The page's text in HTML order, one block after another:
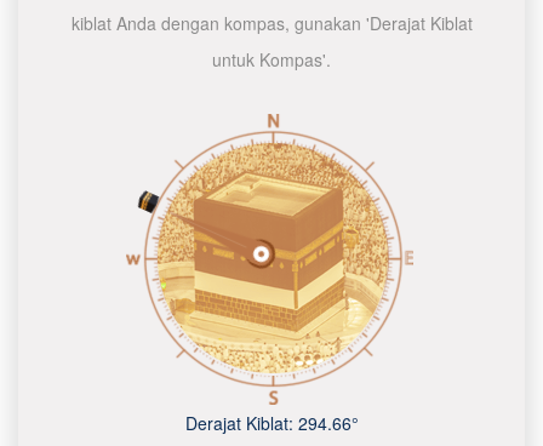
kiblat Anda dengan kompas, gunakan 'Derajat Kiblat
untuk Kompas'.
Derajat Kiblat: 294.66°